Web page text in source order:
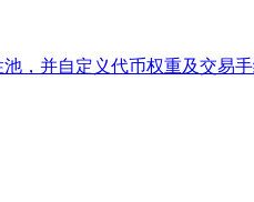
，并自定义代币权重及交易